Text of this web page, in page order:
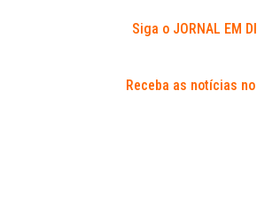
Siga o JORNAL EM
Receba as notícias